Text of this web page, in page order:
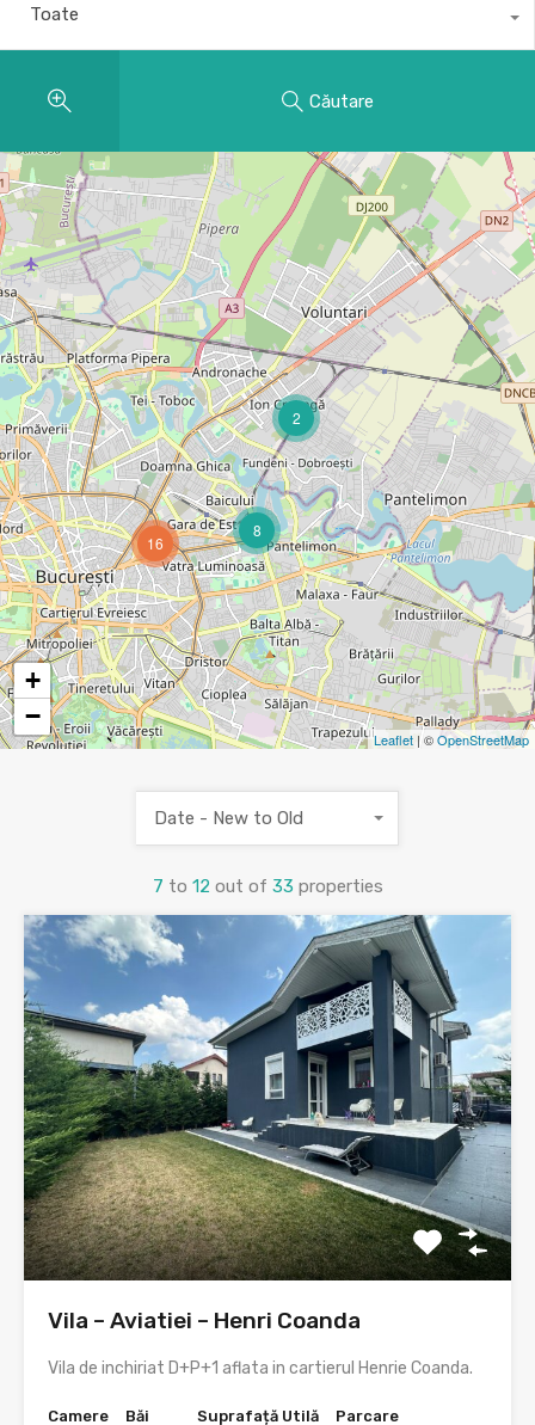
Toate
Căutare
2
8
16
+
−
Leaflet | ©OpenStreetMap
7 to 12 out of 33 properties
Date - New to Old
Vila – Aviatiei – Henri Coanda
Vila de inchiriat D+P+1 aflata in cartierul Henrie Coanda.
Camere
Băi
Suprafață Utilă
Parcare